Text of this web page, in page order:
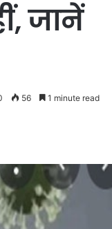
जानें
56 1 minute read